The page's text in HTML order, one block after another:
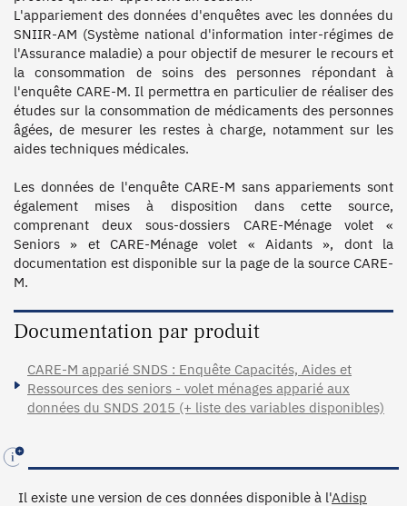
L'appariement des données d'enquêtes avec les données du
SNIIR-AM (Système national d'information inter-régimes de
l'Assurance maladie) a pour objectif de mesurer le recours et
la consommation de soins des personnes répondant à
l'enquête CARE-M. Il permettra en particulier de réaliser des
études sur la consommation de médicaments des personnes
âgées, de mesurer les restes à charge, notamment sur les
aides techniques médicales.
Les données de l'enquête CARE-M sans appariements sont
également mises à disposition dans cette source,
comprenant deux sous-dossiers CARE-Ménage volet «
Seniors » et CARE-Ménage volet « Aidants », dont la
documentation est disponible sur la page de la source CARE-
M.
Documentation par produit
CARE-M apparié SNDS : Enquête Capacités, Aides et
Ressources des seniors - volet ménages apparié aux
données du SNDS 2015 (+ liste des variables disponibles)
Il existe une version de ces données disponible à l'Adisp